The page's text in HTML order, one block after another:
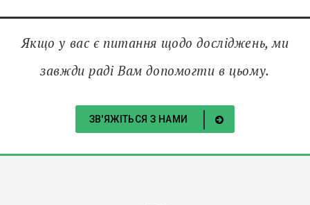
Якщо у вас є питання щодо досліджень, ми
завжди раді Вам допомогти в цьому.
ЗВ'ЯЖІТЬСЯ З НАМИ